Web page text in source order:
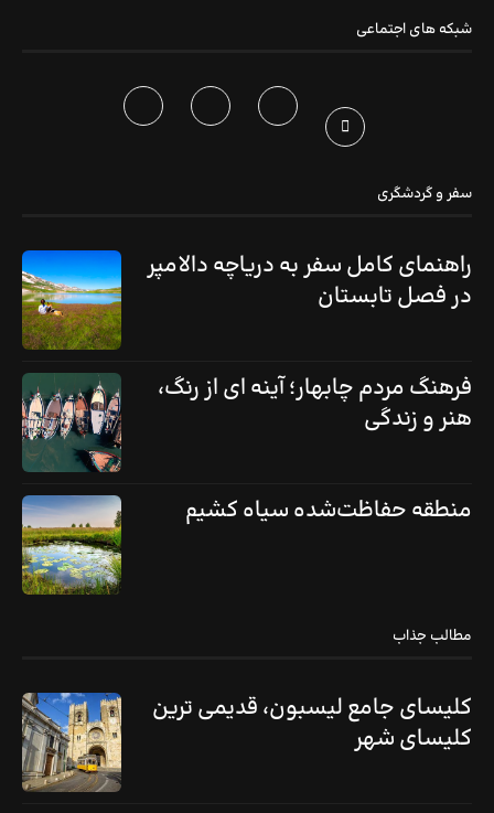
شبکه های اجتماعی
سفر و گردشگری
راهنمای کامل سفر به دریاچه دالامپر
در فصل تابستان
فرهنگ مردم چابهار؛ آینه ای از رنگ،
هنر و زندگی
منطقه حفاظت‌شده سیاه کشیم
مطالب جذاب
کلیسای جامع لیسبون، قدیمی ترین
کلیسای شهر